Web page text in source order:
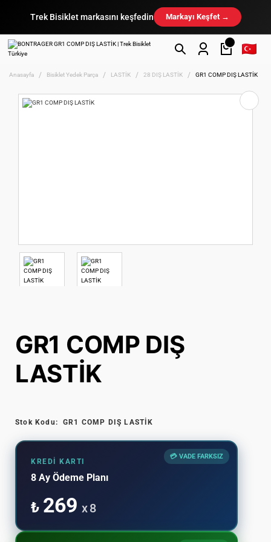
Trek Bisiklet markasını keşfedin Markayı Keşfet →
Anasayfa Bisiklet Yedek Parça LASTİK 28 DIŞ LASTİK GR1 COMP DIŞ LASTİK
GR1 COMP DIŞ
LASTİK
Stok Kodu: GR1 COMP DIŞ LASTİK
💳 VADE FARKSIZ
KREDI KARTI
8 Ay Ödeme Planı
₺269 x 8